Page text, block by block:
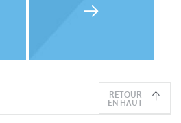
RETOUR
EN HAUT